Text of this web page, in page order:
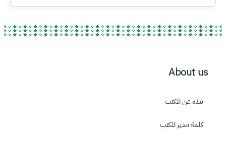
About us
نبذة عن المكتب
كلمة مدير المكتب